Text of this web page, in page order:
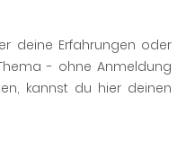
deine Erfahrungen oder
- ohne Anmeldung
kannst du hier deinen